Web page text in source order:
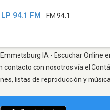
LP 94.1 FM FM 94.1
IA - Escuchar Online
contacto con nosotros vía el
listas de reproducción y